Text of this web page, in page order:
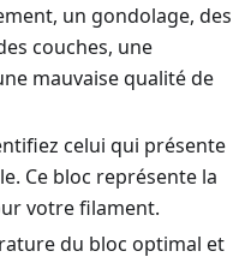
un gondolage, des
couches, une
mauvaise qualité de
celui qui présente
Ce bloc représente la
votre filament.
du bloc optimal et